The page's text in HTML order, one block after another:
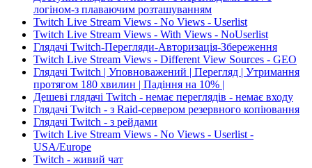
логіном-з плаваючим розташуванням
Twitch Live Stream Views - No Views - Userlist
Twitch Live Stream Views - With Views - NoUserlist
Глядачі Twitch-Перегляди-Авторизація-Збереження
Twitch Live Stream Views - Different View Sources - GEO
Глядачі Twitch | Уповноважений | Перегляд | Утримання
протягом 180 хвилин | Падіння на 10% |
Дешеві глядачі Twitch - немає переглядів - немає входу
Глядачі Twitch - з Raid-сервером резервного копіювання
Глядачі Twitch - з рейдами
Twitch Live Stream Views - No Views - Userlist -
USA/Europe
Twitch - живий чат